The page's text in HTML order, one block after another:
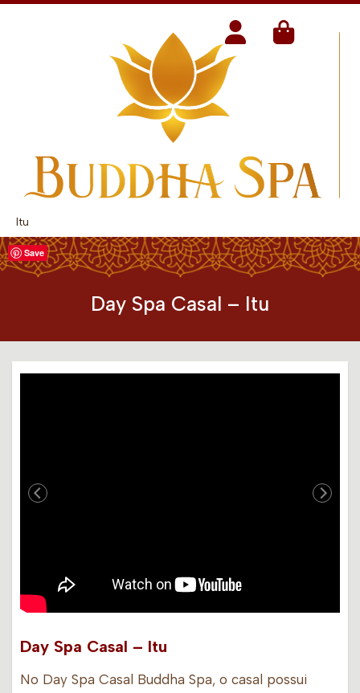
Itu
Day Spa Casal – Itu
Save
Day Spa Casal – Itu
No Day Spa Casal Buddha Spa, o casal possui